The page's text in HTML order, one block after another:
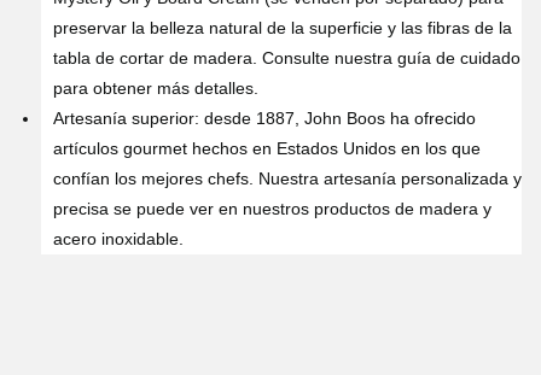
preservar la belleza natural de la superficie y las fibras de la
tabla de cortar de madera. Consulte nuestra guía de cuidado
para obtener más detalles.
Artesanía superior: desde 1887, John Boos ha ofrecido
artículos gourmet hechos en Estados Unidos en los que
confían los mejores chefs. Nuestra artesanía personalizada y
precisa se puede ver en nuestros productos de madera y
acero inoxidable.